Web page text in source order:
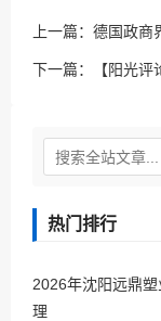
上一篇： 德国政商
下一篇： 【阳光
热门排行
2026年沈阳远鼎
理